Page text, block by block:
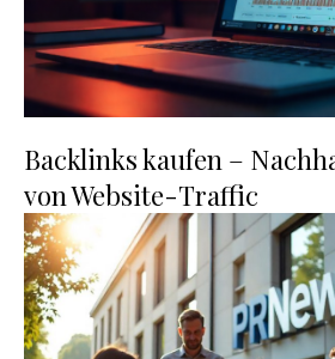
Backlinks kaufen –
von Website-Traffic